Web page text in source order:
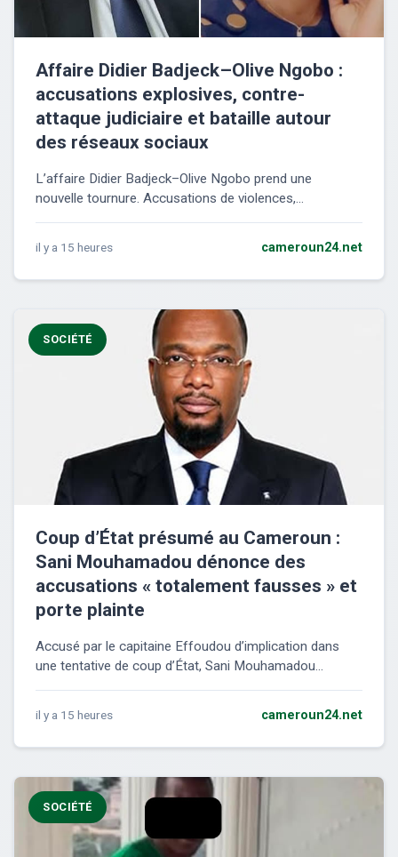
Affaire Didier Badjeck–Olive Ngobo :
accusations explosives, contre-
attaque judiciaire et bataille autour
des réseaux sociaux
L’affaire Didier Badjeck–Olive Ngobo prend une
nouvelle tournure. Accusations de violences,...
il y a 15 heures cameroun24.net
SOCIÉTÉ
Coup d’État présumé au Cameroun :
Sani Mouhamadou dénonce des
accusations « totalement fausses » et
porte plainte
Accusé par le capitaine Effoudou d’implication dans
une tentative de coup d’État, Sani Mouhamadou...
il y a 15 heures cameroun24.net
SOCIÉTÉ